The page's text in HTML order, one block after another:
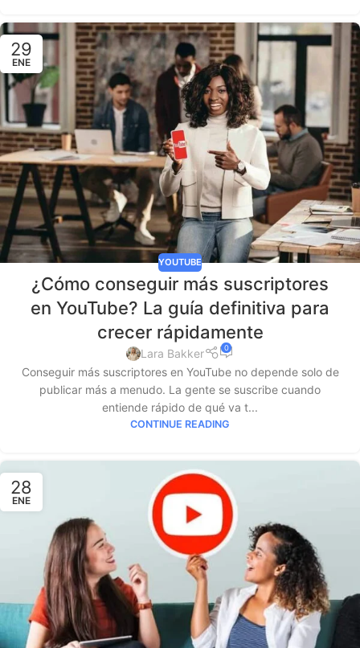
29
ENE
YOUTUBE
¿Cómo conseguir más suscriptores
en YouTube? La guía definitiva para
crecer rápidamente
Lara Bakker 0
Conseguir más suscriptores en YouTube no depende solo de
publicar más a menudo. La gente se suscribe cuando
entiende rápido de qué va t...
CONTINUE READING
28
ENE